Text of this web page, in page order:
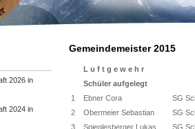
2026 in
2024 in
Gemeindemeister 2015
L u f t g e w e h r
Schüler aufgelegt
1
Ebner Cora
SG
2
Obermeier Sebastian
SG
3
Spieglesberger Lukas
SG